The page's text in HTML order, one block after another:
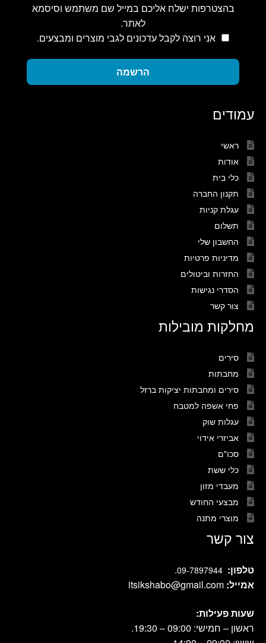
בהצטרפות ישלח אליכם במייל שם משתמש וסיסמא
לאתר.
אני רוצה לקבל עדכונים לגבי מוצרים ומבצעים.
הרשמה
עמודים
ראשי
אודות
כלי בית
תקנון החברה
עגלת קניות
תשלום
החשבון שלי
מדיניות פרטיות
החזרות וביטולים
הסדרי נגישות
צור קשר
מחלקות מובילות
סירים
מחבתות
סירים ומחבתות יציקות ברזל
פחי אשפה למטבח
עגלות שוק
אביזרי אידוי
סכו"ם
כלי ששת
מעבדי מזון
מבצעי החודש
מוצרי מתנה
צור קשר
טלפון: 09-7897944
.
אמייל: itsikshabo@gmail.com
שעות פעילות:
ראשון – חמישי: 09:00 – 19:30.